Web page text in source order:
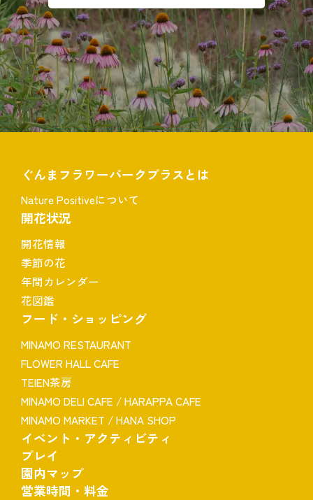
ぐんまフラワーパークプラスとは
Nature Positiveについて
開花状況
開花情報
季節の花
年間カレンダー
花図鑑
フード・ショッピング
MINAMO RESTAURANT
FLOWER HALL CAFE
TEIEN茶房
MINAMO DELI CAFE / HARAPPA CAFE
MINAMO MARKET / HANA SHOP
イベント・アクティビティ
プレイ
園内マップ
営業時間・料金